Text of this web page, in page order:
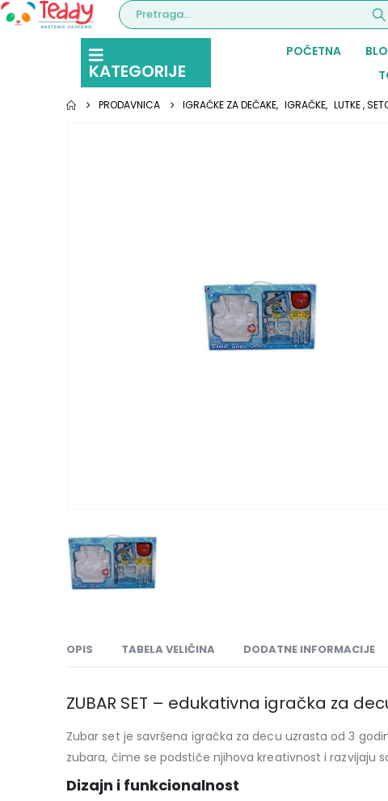
KATEGORIJE
POČETNA
PRODAVNICA IGRAČKE ZA DEČAKE, IGRAČKE, LUTKE ,
OPIS TABELA VELIČINA DODATNE INFORMACIJE
ZUBAR SET – edukativna igračka za
Zubar set je savršena igračka za decu uzrasta od 3
zubara, čime se podstiče njihova kreativnost i razvijaju
Dizajn i funkcionalnost